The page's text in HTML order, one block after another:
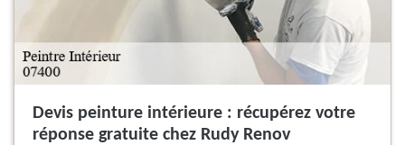
Devis peinture intérieure : récupérez votre
réponse gratuite chez Rudy Renov